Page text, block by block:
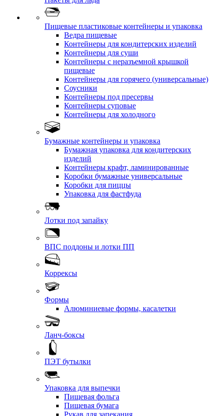
Пищевые пластиковые контейнеры и упаковка
Ведра пищевые
Контейнеры для кондитерских изделий
Контейнеры для суши
Контейнеры с неразъемной крышкой
пищевые
Контейнеры для горячего (универсальные)
Соусники
Контейнеры под пресервы
Контейнеры суповые
Контейнеры для холодного
Бумажные контейнеры и упаковка
Бумажная упаковка для кондитерских
изделий
Контейнеры крафт, ламинированные
Коробки бумажные универсальные
Коробки для пиццы
Упаковка для фастфуда
Лотки под запайку
ВПС поддоны и лотки ПП
Коррексы
Формы
Алюминиевые формы, касалетки
Ланч-боксы
ПЭТ бутылки
Упаковка для выпечки
Пищевая фольга
Пищевая бумага
Рукав для запекания